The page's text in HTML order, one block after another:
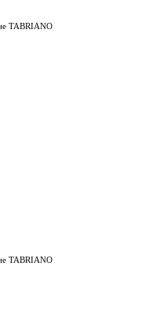
TABRIANO
TABRIANO